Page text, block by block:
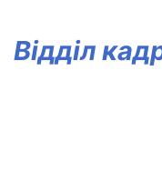
Відділ